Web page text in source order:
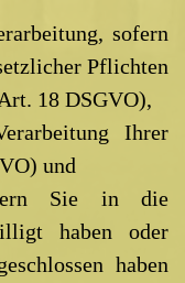
sofern
Pflichten
18 DSGVO),
Ihrer
und
Sie in die
haben oder
haben